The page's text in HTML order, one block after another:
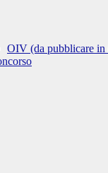
OIV (da pubblicare in